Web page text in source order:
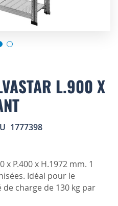
L.900 X
1777398
x P.400 x H.1972 mm. 1
Idéal pour le
charge de 130 kg par